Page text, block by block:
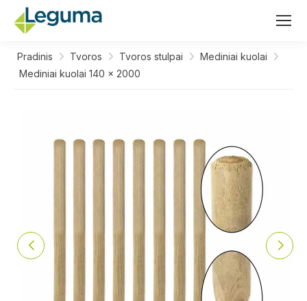
Pradinis Tvoros Tvoros stulpai
Mediniai kuolai
Mediniai kuolai 140 x 2000